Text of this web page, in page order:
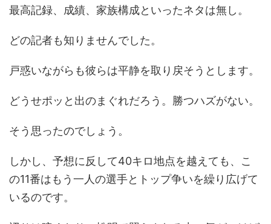
最高記録、成績、家族構成といったネタは無し。
どの記者も知りませんでした。
戸惑いながらも彼らは平静を取り戻そうとします。
どうせポッと出のまぐれだろう。勝つハズがない。
そう思ったのでしょう。
しかし、予想に反して40キロ地点を越えても、こ
の11番はもう一人の選手とトップ争いを繰り広げて
いるのです。